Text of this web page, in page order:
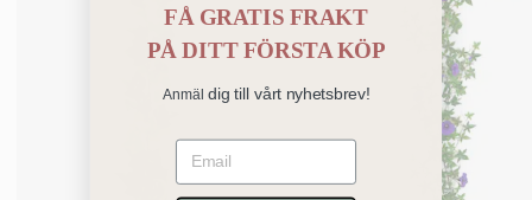
FÅ GRATIS FRAKT
PÅDITT FÖRSTA KÖP
Anmäl dig till vårt nyhetsbrev!
Email